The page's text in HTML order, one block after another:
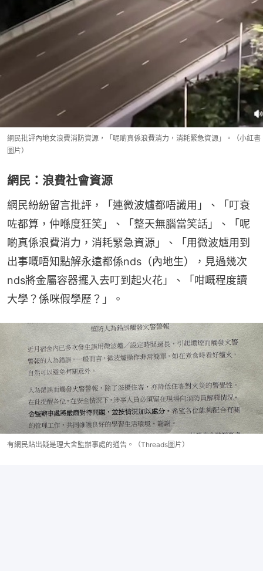
網民批評內地女浪費消防資源，「呢啲真係浪費消力，消耗緊急資源」。（小紅書
圖片）
網民：浪費社會資源
網民紛紛留言批評，「連微波爐都唔識用」、「叮衰
咗都算，仲喺度狂笑」、「整天無腦當笑話」、「呢
啲真係浪費消力，消耗緊急資源」、「用微波爐用到
出事嘅唔知點解永遠都係nds（內地生），見過幾次
nds將金屬容器擺入去叮到起火花」、「咁嘅程度讀
大學？係咪假學歷？」。
有網民貼出疑是理大舍監辦事處的通告。（Threads圖片）